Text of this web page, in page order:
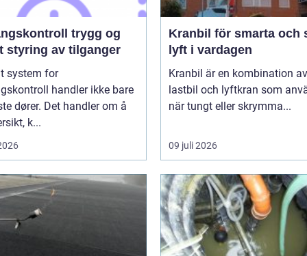
trygg og
styring av tilganger
system for
handler ikke bare
dører. Det handler om å
k...
Kranbil för smarta och
lyft i vardagen
Kranbil är en kombination av
lastbil och lyftkran som
när tungt eller skrymma...
09 juli 2026